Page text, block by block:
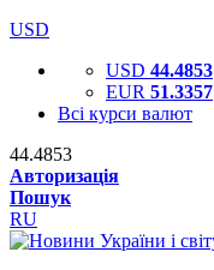
USD
USD 44.4853
EUR 51.3357
Всі курси валют
44.4853
Авторизація
Пошук
RU